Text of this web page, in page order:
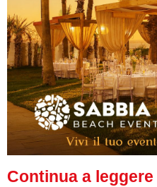
Continua a leggere